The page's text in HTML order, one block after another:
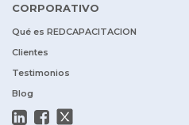
CORPORATIVO
Qué es REDCAPACITACION
Clientes
Testimonios
Blog